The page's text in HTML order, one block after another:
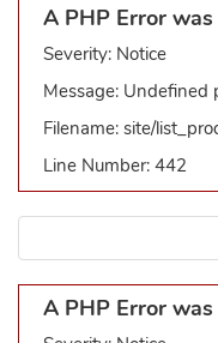
A PHP Error
Severity: Notice
Message: Undefined
Filename: site/
Line Number: 442
A PHP Error